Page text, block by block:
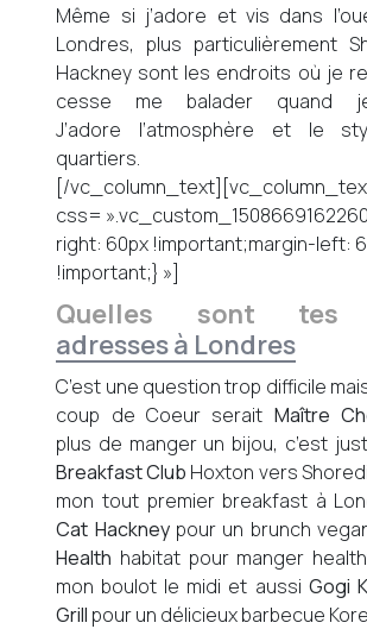
Même si j’adore et vis dans
Londres, plus particulièrement
Hackney sont les endroits où je
cesse me balader quand je
J’adore l’atmosphère et le
quartiers.
[/
css=
right: 60px !important;margin-left:
!important;} »]
Quelles sont tes
adresses à Londres
C’est une question trop difficile
coup de Coeur serait Maître
plus de manger un bijou, c’est
Breakfast Club Hoxton vers
mon tout premier breakfast à
Cat Hackneypour un brunch
Health habitat pour manger
mon boulot le midi et aussi Gogi
Grill pour un délicieux barbecue